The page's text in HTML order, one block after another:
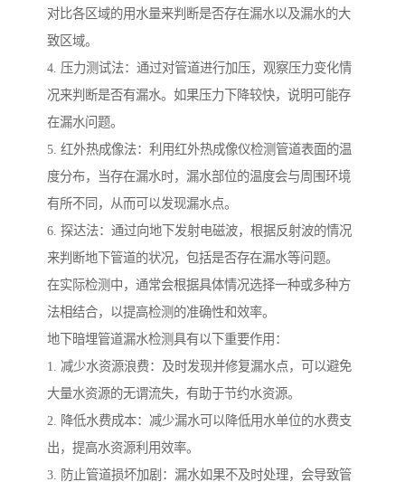
对比各区域的用水量来判断是否存在漏水以及漏水的大
致区域。
4. 压力测试法：通过对管道进行加压，观察压力变化情
况来判断是否有漏水。如果压力下降较快，说明可能存
在漏水问题。
5. 红外热成像法：利用红外热成像仪检测管道表面的温
度分布，当存在漏水时，漏水部位的温度会与周围环境
有所不同，从而可以发现漏水点。
6. 探达法：通过向地下发射电磁波，根据反射波的情况
来判断地下管道的状况，包括是否存在漏水等问题。
在实际检测中，通常会根据具体情况选择一种或多种方
法相结合，以提高检测的准确性和效率。
地下暗埋管道漏水检测具有以下重要作用：
1. 减少水资源浪费：及时发现并修复漏水点，可以避免
大量水资源的无谓流失，有助于节约水资源。
2. 降低水费成本：减少漏水可以降低用水单位的水费支
出，提高水资源利用效率。
3. 防止管道损坏加剧：漏水如果不及时处理，会导致管